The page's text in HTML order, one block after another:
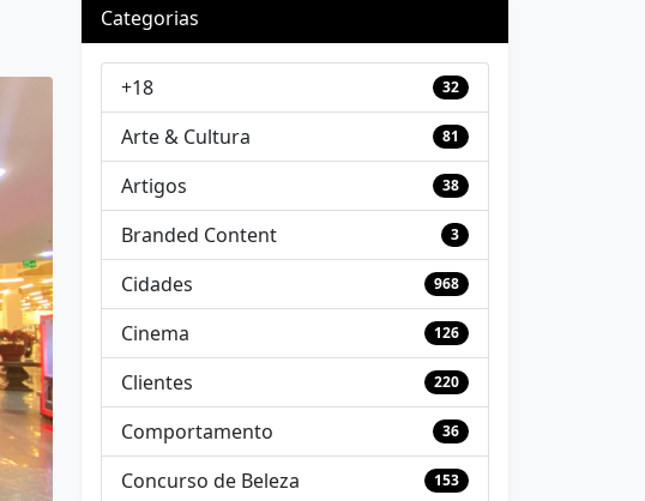
Categorias
+18 32
Arte & Cultura 81
Artigos 38
Branded Content 3
Cidades 968
Cinema 126
Clientes 220
Comportamento 36
Concurso de Beleza 153